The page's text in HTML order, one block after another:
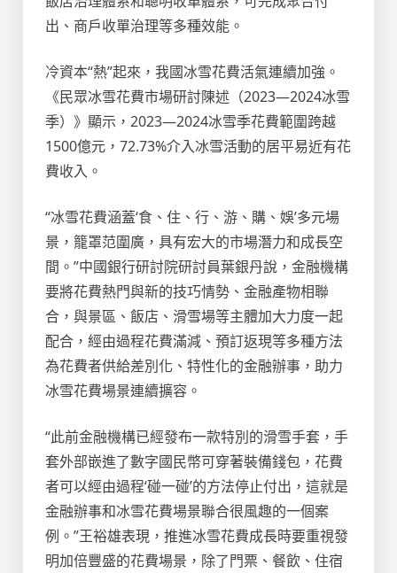
出、商戶收單治理等多種效能。
冷資本“熱”起來，我國冰雪花費活氣連續加強。
《民眾冰雪花費市場研討陳述（2023—2024冰雪
季）》顯示，2023—2024冰雪季花費範圍跨越
1500億元，72.73%介入冰雪活動的居平易近有花
費收入。
“冰雪花費涵蓋‘食、住、行、游、購、娛’多元場
景，籠罩范圍廣，具有宏大的市場潛力和成長空
間。”中國銀行研討院研討員葉銀丹說，金融機構
要將花費熱門與新的技巧情勢、金融產物相聯
合，與景區、飯店、滑雪場等主體加大力度一起
配合，經由過程花費滿減、預訂返現等多種方法
為花費者供給差別化、特性化的金融辦事，助力
冰雪花費場景連續擴容。
“此前金融機構已經發布一款特別的滑雪手套，手
套外部嵌進了數字國民幣可穿著裝備錢包，花費
者可以經由過程‘碰一碰’的方法停止付出，這就是
金融辦事和冰雪花費場景聯合很風趣的一個案
例。”王裕雄表現，推進冰雪花費成長時要重視發
明加倍豐盛的花費場景，除了門票、餐飲、住宿